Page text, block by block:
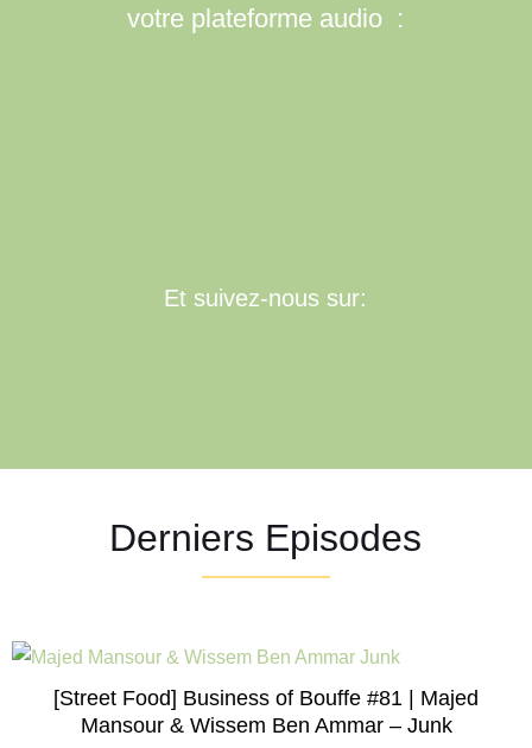
votre plateforme audio :
Et suivez-nous sur:
Derniers Episodes
[Street Food] Business of Bouffe #81 | Majed
Mansour & Wissem Ben Ammar – Junk